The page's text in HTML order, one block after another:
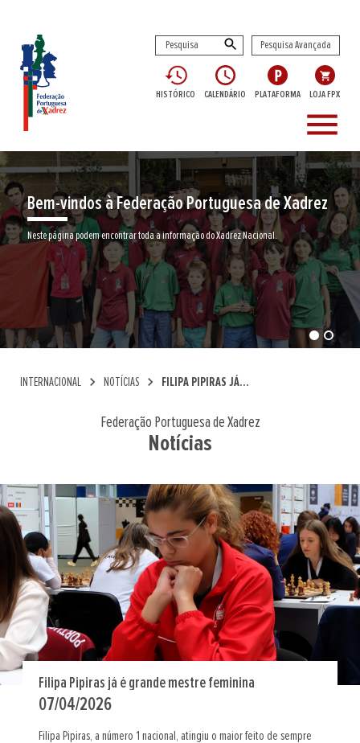
Pesquisa Avançada
HISTÓRICO CALENDÁRIO PLATAFORMA LOJA FPX
menu
Bem-vindos à Federação Portuguesa de Xadrez
Neste página podem encontrar toda a informação do Xadrez Nacional.
INTERNACIONAL chevron_right NOTÍCIAS chevron_right FILIPA PIPIRAS JÁ...
Federação Portuguesa de Xadrez
Notícias
Filipa Pipiras já é grande mestre feminina
07/04/2026
Filipa Pipiras, a número 1 nacional, atingiu o maior feito de sempre